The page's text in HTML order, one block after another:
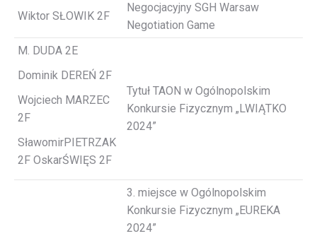
Wiktor SŁOWIK 2F
Negocjacyjny SGH Warsaw
Negotiation Game
M. DUDA 2E
Dominik DEREŃ 2F
Wojciech MARZEC
2F
SławomirPIETRZAK
2F OskarŚWIĘS 2F
Tytuł TAON w Ogólnopolskim
Konkursie Fizycznym „LWIĄTKO
2024”
3. miejsce w Ogólnopolskim
Konkursie Fizycznym „EUREKA
2024”